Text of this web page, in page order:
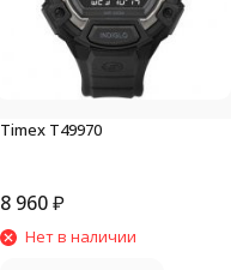
Timex T49970
8 960₽
Нет в наличии